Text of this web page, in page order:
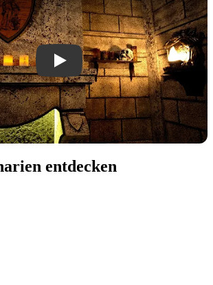
Play Dracula video
entdecken